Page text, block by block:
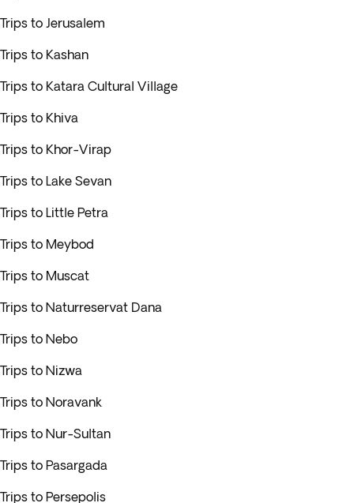
Trips to Jerusalem
Trips to Kashan
Trips to Katara Cultural Village
Trips to Khiva
Trips to Khor-Virap
Trips to Lake Sevan
Trips to Little Petra
Trips to Meybod
Trips to Muscat
Trips to Naturreservat Dana
Trips to Nebo
Trips to Nizwa
Trips to Noravank
Trips to Nur-Sultan
Trips to Pasargada
Trips to Persepolis